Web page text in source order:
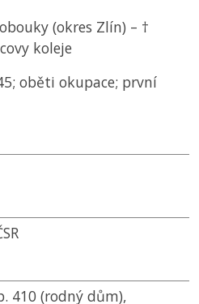
(okres Zlín) – †
koleje
oběti okupace; první
410 (rodný dům),